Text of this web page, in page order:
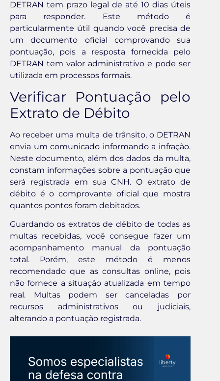
DETRAN tem prazo legal de até 10 dias úteis
para responder. Este método é
particularmente útil quando você precisa de
um documento oficial comprovando sua
pontuação, pois a resposta fornecida pelo
DETRAN tem valor administrativo e pode ser
utilizada em processos formais.
Verificar Pontuação pelo
Extrato de Débito
Ao receber uma multa de trânsito, o DETRAN
envia um comunicado informando a infração.
Neste documento, além dos dados da multa,
constam informações sobre a pontuação que
será registrada em sua CNH. O extrato de
débito é o comprovante oficial que mostra
quantos pontos foram debitados.
Guardando os extratos de débito de todas as
multas recebidas, você consegue fazer um
acompanhamento manual da pontuação
total. Porém, este método é menos
recomendado que as consultas online, pois
não fornece a situação atualizada em tempo
real. Multas podem ser canceladas por
recursos administrativos ou judiciais,
alterando a pontuação registrada.